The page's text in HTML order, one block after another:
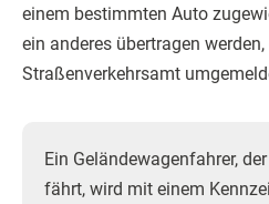
einem bestimmten Auto
ein anderes übertragen
Straßenverkehrsamt
Ein Geländewagenfahrer,
fährt, wird mit einem